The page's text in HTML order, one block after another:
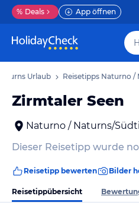
% Deals App öffnen
Urlaub Reisetipps Naturno /
Zirmtaler Seen
Naturno / Naturns/
Dieser Reisetipp wurde
Reisetipp bewerten Bilder
Reisetippübersicht